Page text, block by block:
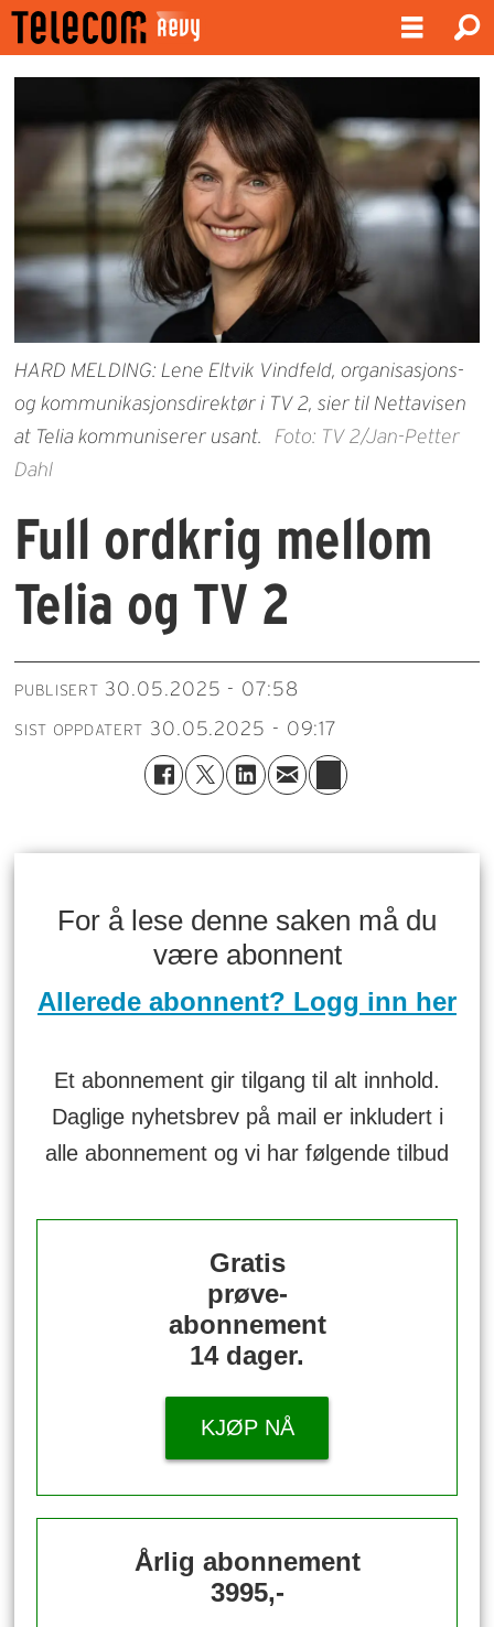
HARD MELDING: Lene Eltvik Vindfeld, organisasjons-
og kommunikasjonsdirektør i TV 2, sier til Nettavisen
at Telia kommuniserer usant.
Foto: TV 2/Jan-Petter
Dahl
Full ordkrig mellom
Telia og TV 2
PUBLISERT 30.05.2025 - 07:58
SIST OPPDATERT 30.05.2025 - 09:17
For å lese denne saken må du
være abonnent
Allerede abonnent? Logg inn her
Et abonnement gir tilgang til alt innhold.
Daglige nyhetsbrev på mail er inkludert i
alle abonnement og vi har følgende tilbud
Gratis
prøve-
abonnement
14 dager.
KJØP NÅ
Årlig abonnement
3995,-